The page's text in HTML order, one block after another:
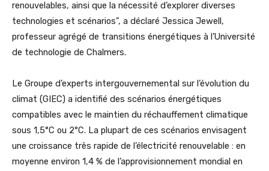
renouvelables, ainsi que la nécessité d’explorer diverses
technologies et scénarios”, a déclaré Jessica Jewell,
professeur agrégé de transitions énergétiques à l’Université
de technologie de Chalmers.
Le Groupe d’experts intergouvernemental sur l’évolution du
climat (GIEC) a identifié des scénarios énergétiques
compatibles avec le maintien du réchauffement climatique
sous 1,5°C ou 2°C. La plupart de ces scénarios envisagent
une croissance très rapide de l’électricité renouvelable : en
moyenne environ 1,4 % de l’approvisionnement mondial en